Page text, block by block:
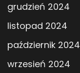
grudzień 2024
listopad 2024
październik 2024
wrzesień 2024